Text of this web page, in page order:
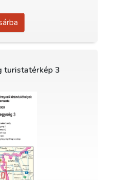
turistatérkép 3